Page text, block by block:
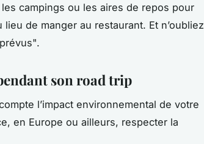
campings ou les aires de repos pour
de manger au restaurant. Et n’oubliez
son road trip
l’impact environnemental de votre
en Europe ou ailleurs, respecter la